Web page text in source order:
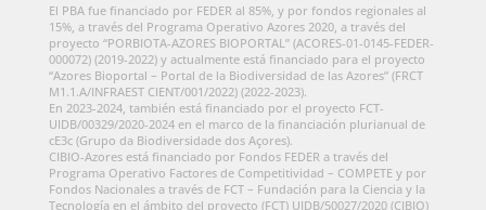
El PBA fue financiado por FEDER al 85%, y por fondos regionales al
15%, a través del Programa Operativo Azores 2020, a través del
proyecto “PORBIOTA-AZORES BIOPORTAL” (ACORES-01-0145-FEDER-
000072) (2019-2022) y actualmente está financiado para el proyecto
“Azores Bioportal – Portal de la Biodiversidad de las Azores” (FRCT
M1.1.A/INFRAEST CIENT/001/2022) (2022-2023).
En 2023-2024, también está financiado por el proyecto FCT-
UIDB/00329/2020-2024 en el marco de la financiación plurianual de
cE3c (Grupo da Biodiversidade dos Açores).
CIBIO-Azores está financiado por Fondos FEDER a través del
Programa Operativo Factores de Competitividad – COMPETE y por
Fondos Nacionales a través de FCT – Fundación para la Ciencia y la
Tecnología en el ámbito del proyecto (FCT) UIDB/50027/2020 (CIBIO)